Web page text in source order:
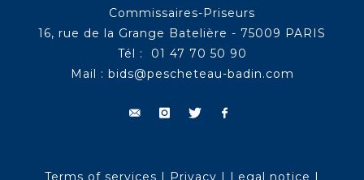
Commissaires-Priseurs
16, rue de la Grange Batelière - 75009 PARIS
Tél : 01 47 70 50 90
Mail : bids@pescheteau-badin.com
Terms of services | Privacy | Legal notice |